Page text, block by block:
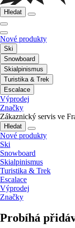
Hledat
Nové produkty
Ski
Snowboard
Skialpinismus
Turistika & Trek
Escalace
Výprodej
Značky
Zákaznický servis ve
Hledat
Nové produkty
Ski
Snowboard
Skialpinismus
Turistika & Trek
Escalace
Výprodej
Značky
Probíhá